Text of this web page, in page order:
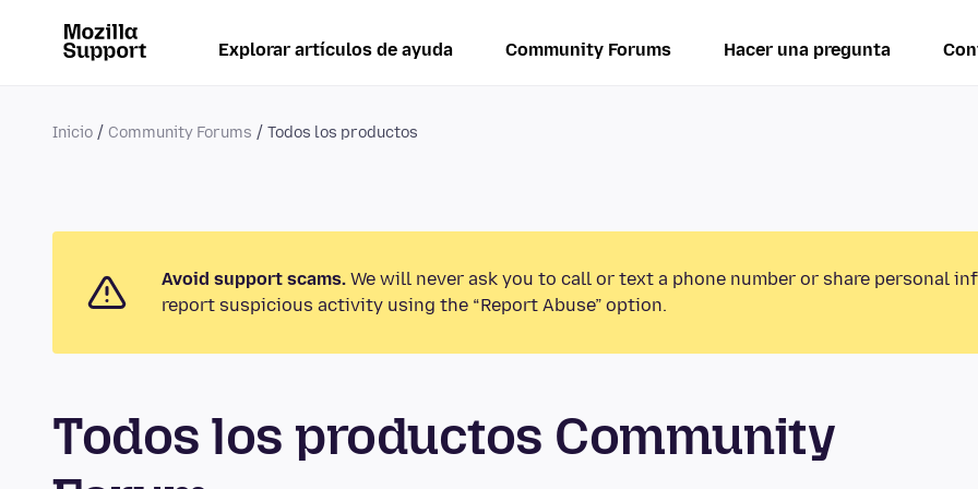
Explorar artículos de ayuda Community Forums Hacer una pregunta
Inicio Community Forums Todos los productos
Avoid support scams. We will never ask you to call or text a phone number or share personal
report suspicious activity using the “Report Abuse” option.
Todos los productos Community